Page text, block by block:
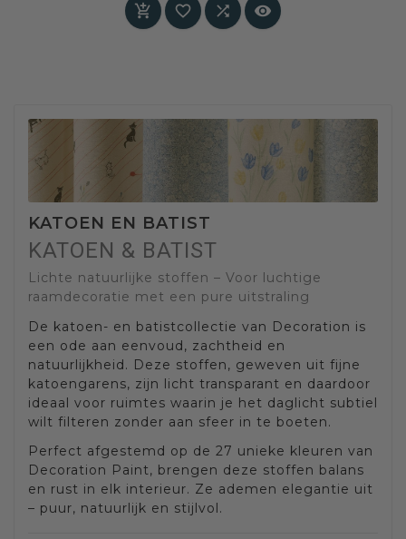
   
KATOEN EN BATIST
KATOEN & BATIST
Lichte natuurlijke stoffen – Voor luchtige
raamdecoratie met een pure uitstraling
De katoen- en batistcollectie van Decoration is
een ode aan eenvoud, zachtheid en
natuurlijkheid. Deze stoffen, geweven uit fijne
katoengarens, zijn licht transparant en daardoor
ideaal voor ruimtes waarin je het daglicht subtiel
wilt filteren zonder aan sfeer in te boeten.
Perfect afgestemd op de 27 unieke kleuren van
Decoration Paint, brengen deze stoffen balans
en rust in elk interieur. Ze ademen elegantie uit
– puur, natuurlijk en stijlvol.